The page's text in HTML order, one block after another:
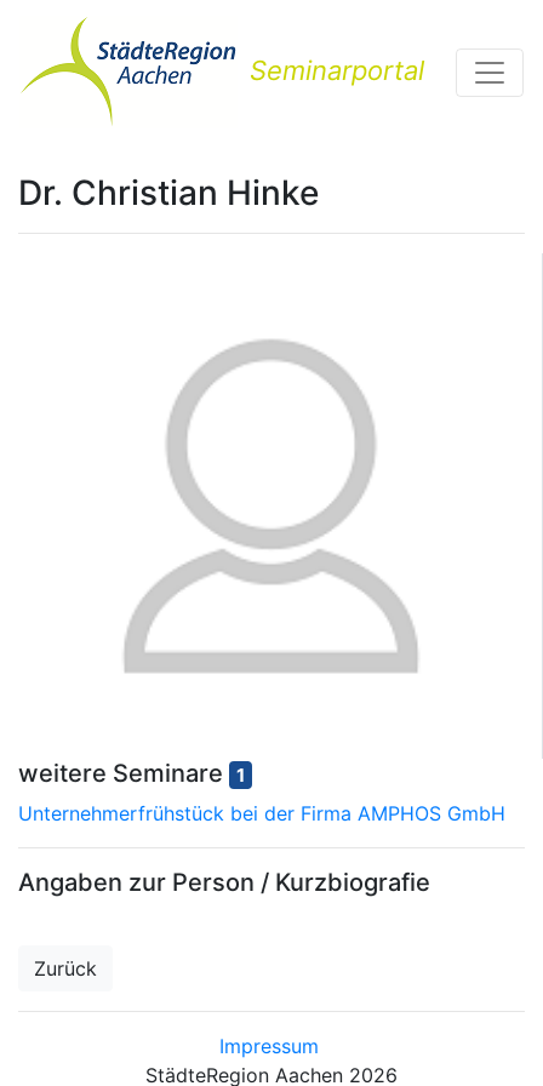
Seminarportal
Dr. Christian Hinke
weitere Seminare 1
Unternehmerfrühstück bei der Firma AMPHOS GmbH
Angaben zur Person / Kurzbiografie
Zurück
Impressum
StädteRegion Aachen 2026